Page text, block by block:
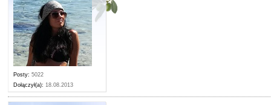
Posty: 5022
Dołączył(a): 18.08.2013